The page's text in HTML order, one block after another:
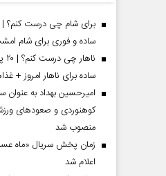
ساده و فوری برای شام
ساده برای ناهار امروز +
امیرحسین بهداد به
کوهنوردی و صعودهای
منصوب شد
زمان پخش سریال «ماه
اعلام شد